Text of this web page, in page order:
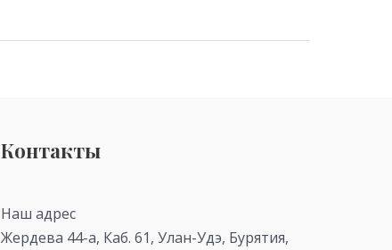
Контакты
Наш адрес
Жердева 44-а, Каб. 61, Улан-Удэ, Бурятия,